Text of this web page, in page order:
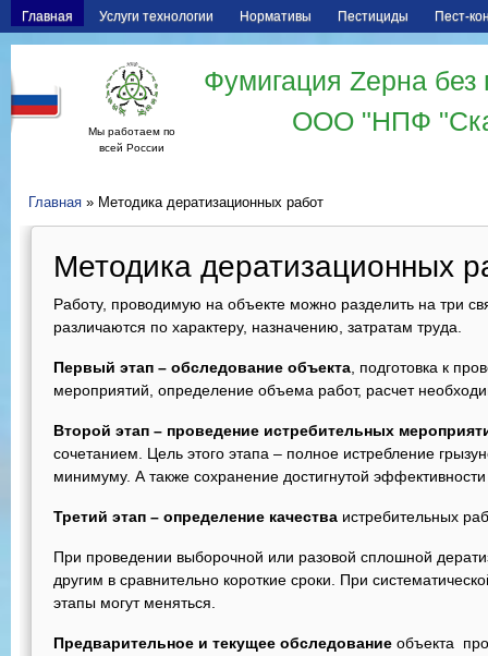
Главная Услуги технологии Нормативы Пестициды Пест-
Мы работаем по
всей России
Фумигация Zерна
ООО "НПФ
Главная » Методика дератизационных работ
Методика дератизационных
Работу, проводимую на объекте можно разделить на три
различаются по характеру, назначению, затратам труда.
Первый этап – обследование объекта , подготовка к
мероприятий, определение объема работ, расчет
Второй этап – проведение истребительных
сочетанием. Цель этого этапа – полное истребление
минимуму. А также сохранение достигнутой
Третий этап – определение качества истребительных
При проведении выборочной или разовой сплошной
другим в сравнительно короткие сроки. При
этапы могут меняться.
Предварительное и текущее обследование объекта